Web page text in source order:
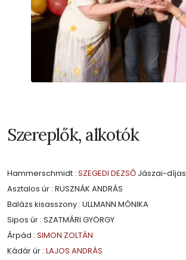
Szereplők, alkotók
Hammerschmidt : SZEGEDI DEZSŐ Jászai-díjas
Asztalos úr : RUSZNÁK ANDRÁS
Balázs kisasszony : ULLMANN MÓNIKA
Sipos úr : SZATMÁRI GYÖRGY
Árpád : SIMON ZOLTÁN
Kádár úr : LAJOS ANDRÁS